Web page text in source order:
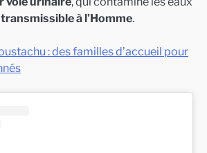
transmissible à l’Homme.
: des familles d’accueil pour